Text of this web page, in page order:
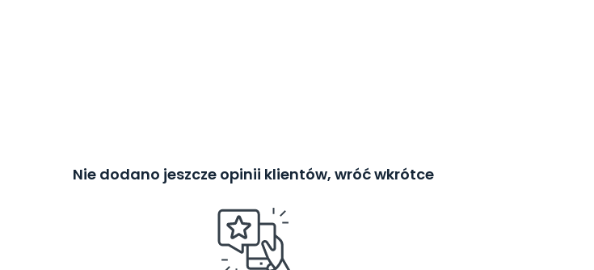
Nie dodano jeszcze opinii klientów, wróć wkrótce